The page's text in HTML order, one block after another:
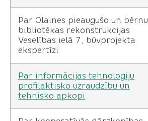
Par Olaines pieaugušo un bērnu
bibliotēkas rekonstrukcijas
Veselības ielā 7, būvprojekta
ekspertīzi
Par informācijas tehnoloģiju
profilaktisko uzraudzību un
tehnisko apkopi